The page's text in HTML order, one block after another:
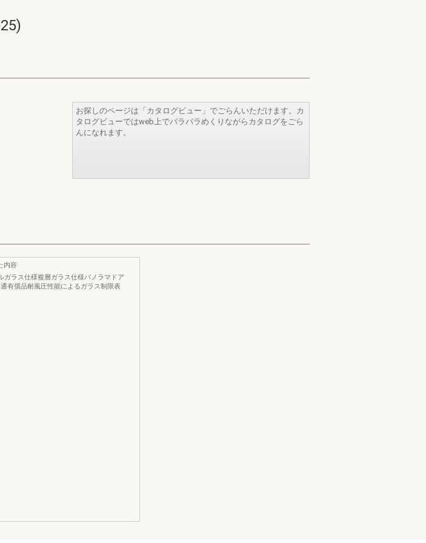
お探しのページは「カタログビュー」でごらんいただけます。カ
タログビューではweb上でパラパラめくりながらカタログをごら
んになれます。
内容
ガラス仕様複層ガラス仕様パノラマドア
有償品耐風圧性能によるガラス制限表